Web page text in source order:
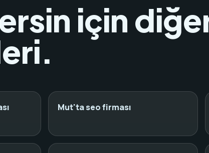
için
Mut'ta seo firması